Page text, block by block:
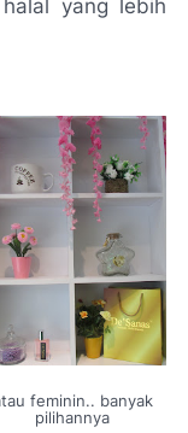
yang lebih
feminin.. banyak
pilihannya